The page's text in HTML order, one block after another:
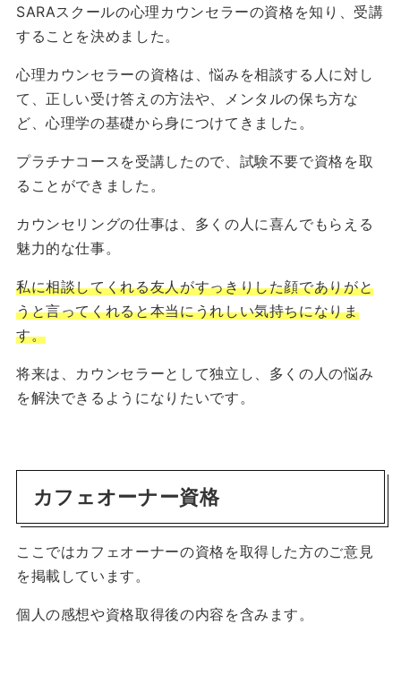
SARAスクールの心理カウンセラーの資格を知り、受講
することを決めました。
心理カウンセラーの資格は、悩みを相談する人に対し
て、正しい受け答えの方法や、メンタルの保ち方な
ど、心理学の基礎から身につけてきました。
プラチナコースを受講したので、試験不要で資格を取
ることができました。
カウンセリングの仕事は、多くの人に喜んでもらえる
魅力的な仕事。
私に相談してくれる友人がすっきりした顔でありがと
うと言ってくれると本当にうれしい気持ちになりま
す。
将来は、カウンセラーとして独立し、多くの人の悩み
を解決できるようになりたいです。
カフェオーナー資格
ここではカフェオーナーの資格を取得した方のご意見
を掲載しています。
個人の感想や資格取得後の内容を含みます。